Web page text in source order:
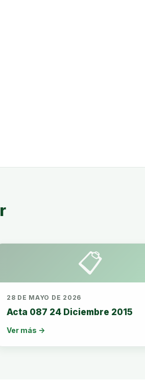
📋
28 DE MAYO DE 2026
Acta 087 24 Diciembre 2015
Ver más →